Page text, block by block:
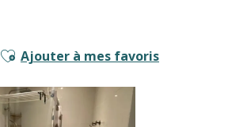
Ajouter aux favoris
Ajouter à mes favoris